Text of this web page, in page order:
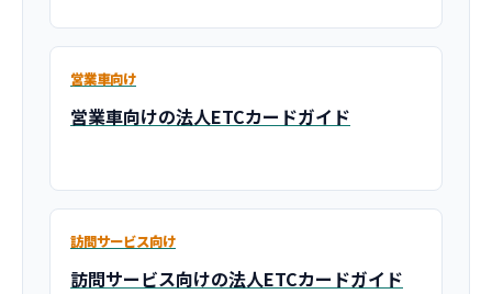
営業車向け
営業車向けの法人ETCカードガイド
訪問サービス向け
訪問サービス向けの法人ETCカードガイド